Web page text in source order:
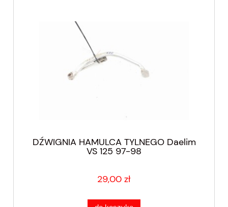
DŹWIGNIA HAMULCA TYLNEGO Daelim
VS 125 97-98
29,00 zł